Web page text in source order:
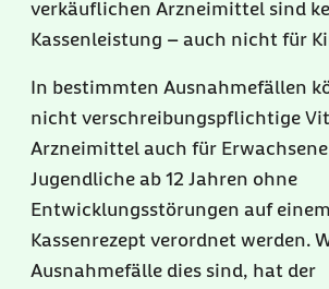
verkäuflichen Arzneimittel sind
Kassenleistung – auch nicht für
In bestimmten Ausnahmefällen
nicht verschreibungspflichtige
Arzneimittel auch für
Jugendliche ab 12 Jahren ohne
Entwicklungsstörungen auf einem
Kassenrezept verordnet werden.
Ausnahmefälle dies sind, hat der